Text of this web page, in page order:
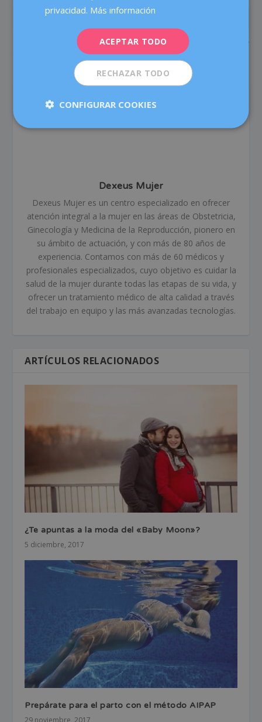
ANTERIOR
Familias monoparentales:
DIU Hormonal Ventajas y
Desventajas: Guía
Completa | Dexeus
Dexeus Mujer
Dexeus Mujer es un centro especializado en ofrecer
atención integral a la mujer en las áreas de Obstetricia,
Ginecología y Medicina de la Reproducción, pionero en
su ámbito de actuación, y con más de 80 años de
experiencia. Contamos con más de 60 médicos y
profesionales especializados, cuyo objetivo es cuidar la
salud de la mujer durante todas las etapas de su vida, y
ofrecer un tratamiento médico de alta calidad a través
del trabajo en equipo y las más avanzadas tecnologías.
ARTÍCULOS RELACIONADOS
¿Te apuntas a la moda del «Baby Moon»?
5 diciembre, 2017
Prepárate para el parto con el método AIPAP
29 noviembre, 2017
privacidad. Más información
ACEPTAR TODO
RECHAZAR TODO
CONFIGURAR COOKIES